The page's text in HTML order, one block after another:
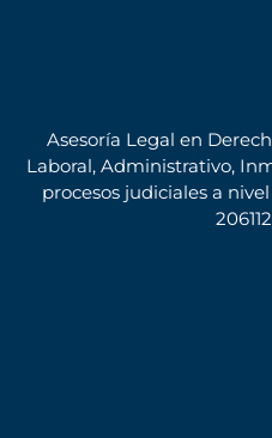
Asesoría Legal en
Laboral, Administrativo,
procesos judiciales a